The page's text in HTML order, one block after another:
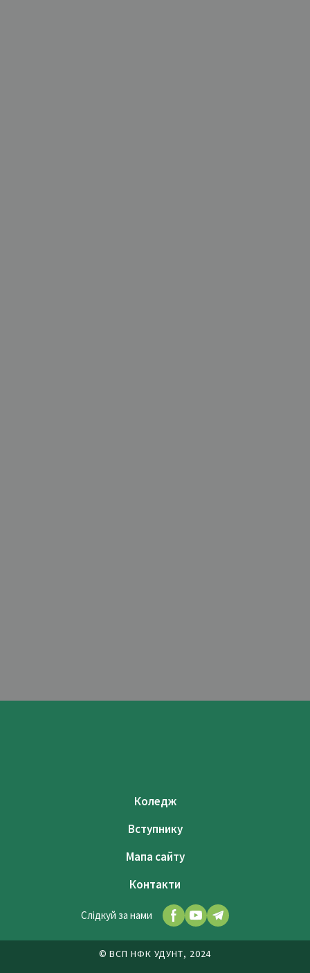
Коледж
Вступнику
Мапа сайту
Контакти
Слідкуй за нами
© ВСП НФК УДУНТ, 2024